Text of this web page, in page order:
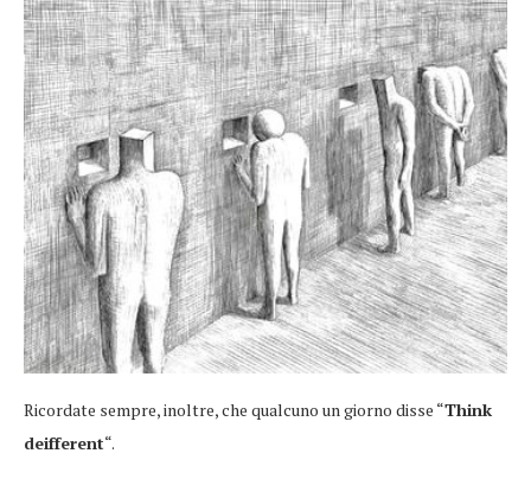
Ricordate sempre, inoltre, che qualcuno un giorno disse “Think
deifferent“.